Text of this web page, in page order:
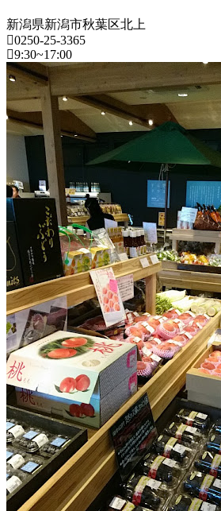
ァ
ー
マ
ー
マ
ー
ト
2022
年
8
月
18
日
2022
年
8
月
20
日
直
売
所
ね
っ
と
新潟県新潟市秋葉区北上
0250-25-3365
9:30~17:00
新
潟
県
ー
マ
ー
マ
ー
ケ
ッ
ト
2022
年
8
月
18
日
2022
年
8
月
20
日
直
売
所
ね
っ
と